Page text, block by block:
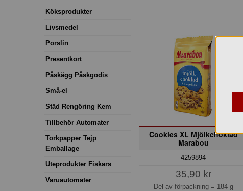
Köksprodukter
Livsmedel
Porslin
Presentkort
Påskägg Påskgodis
Små-el
Städ Rengöring Kem
Tillbehör Automater
Torkpapper Tejp
Emballage
Uteprodukter Fiskars
Varuautomater
Cookies XL Mjölkchoklad
Marabou
4259894
35,90 kr
Del av förpackning = 184 g